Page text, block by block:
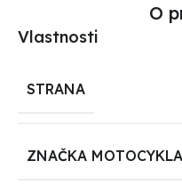
O
Vlastnosti
STRANA
ZNAČKA MOTOCYKLA